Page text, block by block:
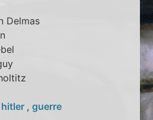
Delmas
hitler ,guerre